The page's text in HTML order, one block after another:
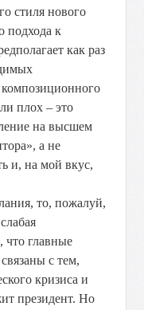
стиля нового
подхода к
как раз
композиционного
плох – это
на высшем
а не
и, на мой вкус,
то, пожалуй,
что главные
с тем,
кризиса и
президент. Но